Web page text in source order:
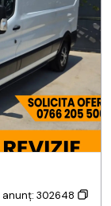
anunț: 302648